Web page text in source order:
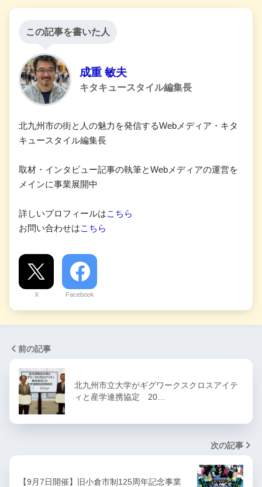
この記事を書いた人
成重 敏夫
キタキュースタイル編集長
北九州市の街と人の魅力を発信するWebメディア・キタ
キュースタイル編集長
取材・インタビュー記事の執筆とWebメディアの運営を
メインに事業展開中
詳しいプロフィールはこちら
お問い合わせはこちら
X Facebook
前の記事
北九州市立大学がギグワークスクロスアイテ
ィと産学連携協定 20…
次の記事
【9月7日開催】旧小倉市制125周年記念事業